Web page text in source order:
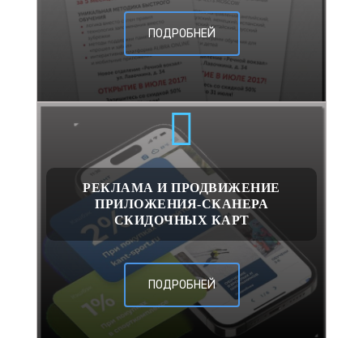
ПОДРОБНЕЙ
РЕКЛАМА И ПРОДВИЖЕНИЕ
ПРИЛОЖЕНИЯ-СКАНЕРА
СКИДОЧНЫХ КАРТ
ПОДРОБНЕЙ